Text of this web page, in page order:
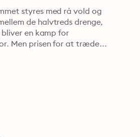
styres med rå vold og
de halvtreds drenge,
en kamp for
Men prisen for at træde